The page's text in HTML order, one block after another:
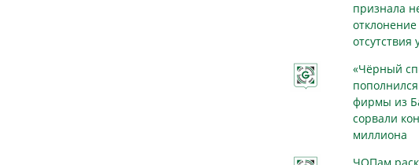
признала
отсутствия
«Чёрный
фирмы из
сорвали
миллиона